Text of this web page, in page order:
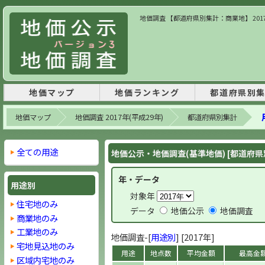
地価調査 【都道府県別集計：商業地】
地価マップ 地価ランキング 都道府県別
地価マップ 地価調査 2017年(平成29年) 都道府県別集計
地価公示・地価調査(基準地価) [都道府
年・データ
対象年
データ
地価公示 地価調査
地価調査-[用途別] [2017年]
用途 地点数 平均金額
最高金
全ての用途
用途別
住宅地のみ
商業地のみ
工業地のみ
宅地見込地のみ
区域内宅地のみ